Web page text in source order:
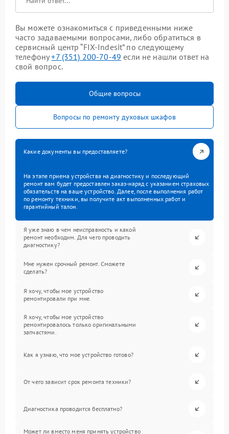
Вы можете ознакомиться с приведенными ниже
часто задаваемыми вопросами, либо обратиться в
сервисный центр “FIX-Indesit” по следующему
телефону+7 (351) 200-70-49 если не нашли ответ на
свой вопрос.
Общие вопросы
Вопросы по ремонту духовых шкафов
Какие документы вы предоставляете?
На этапе приема устройства на диагностику и последующий
ремонт вам будет предоставлен заказ-наряд с указанием страховых
обязательств на ваше устройство. Далее, после выполнения работ
по ремонту техники, вы получите акт выполненных работ и
гарантийный талон.
Я уже знаю в чем неисправность и какой
ремонт необходим. Для чего проводить
диагностику?
Мне нужен срочный ремонт. Сможете
сделать?
Я хочу, чтобы мое устройство
ремонтировали при мне.
Я хочу, чтобы мое устройство
ремонтировалось только оригинальными
запчастями.
Как я узнаю, что мое устройство готово?
От чего зависит срок ремонта техники?
Диагностика проводится бесплатно?
Может ли вместо меня принять устройство